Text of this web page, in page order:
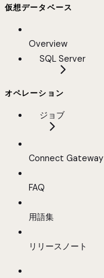
仮想データベース
Overview
SQL Server
オペレーション
ジョブ
Connect Gateway
FAQ
用語集
リリースノート